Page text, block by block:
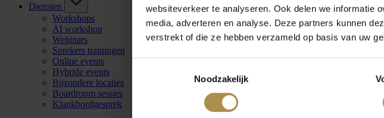
websiteverkeer te analyseren. Ook delen we informatie
media, adverteren en analyse. Deze partners kunnen
verstrekt of die ze hebben verzameld op basis van uw
Noodzakelijk
Diensten
Workshops
AI workshop
Webinars
Sprekers trainingen
Online events
Hybride events
Bijzondere locaties
Boardroom sessies
Klankbordgesprek